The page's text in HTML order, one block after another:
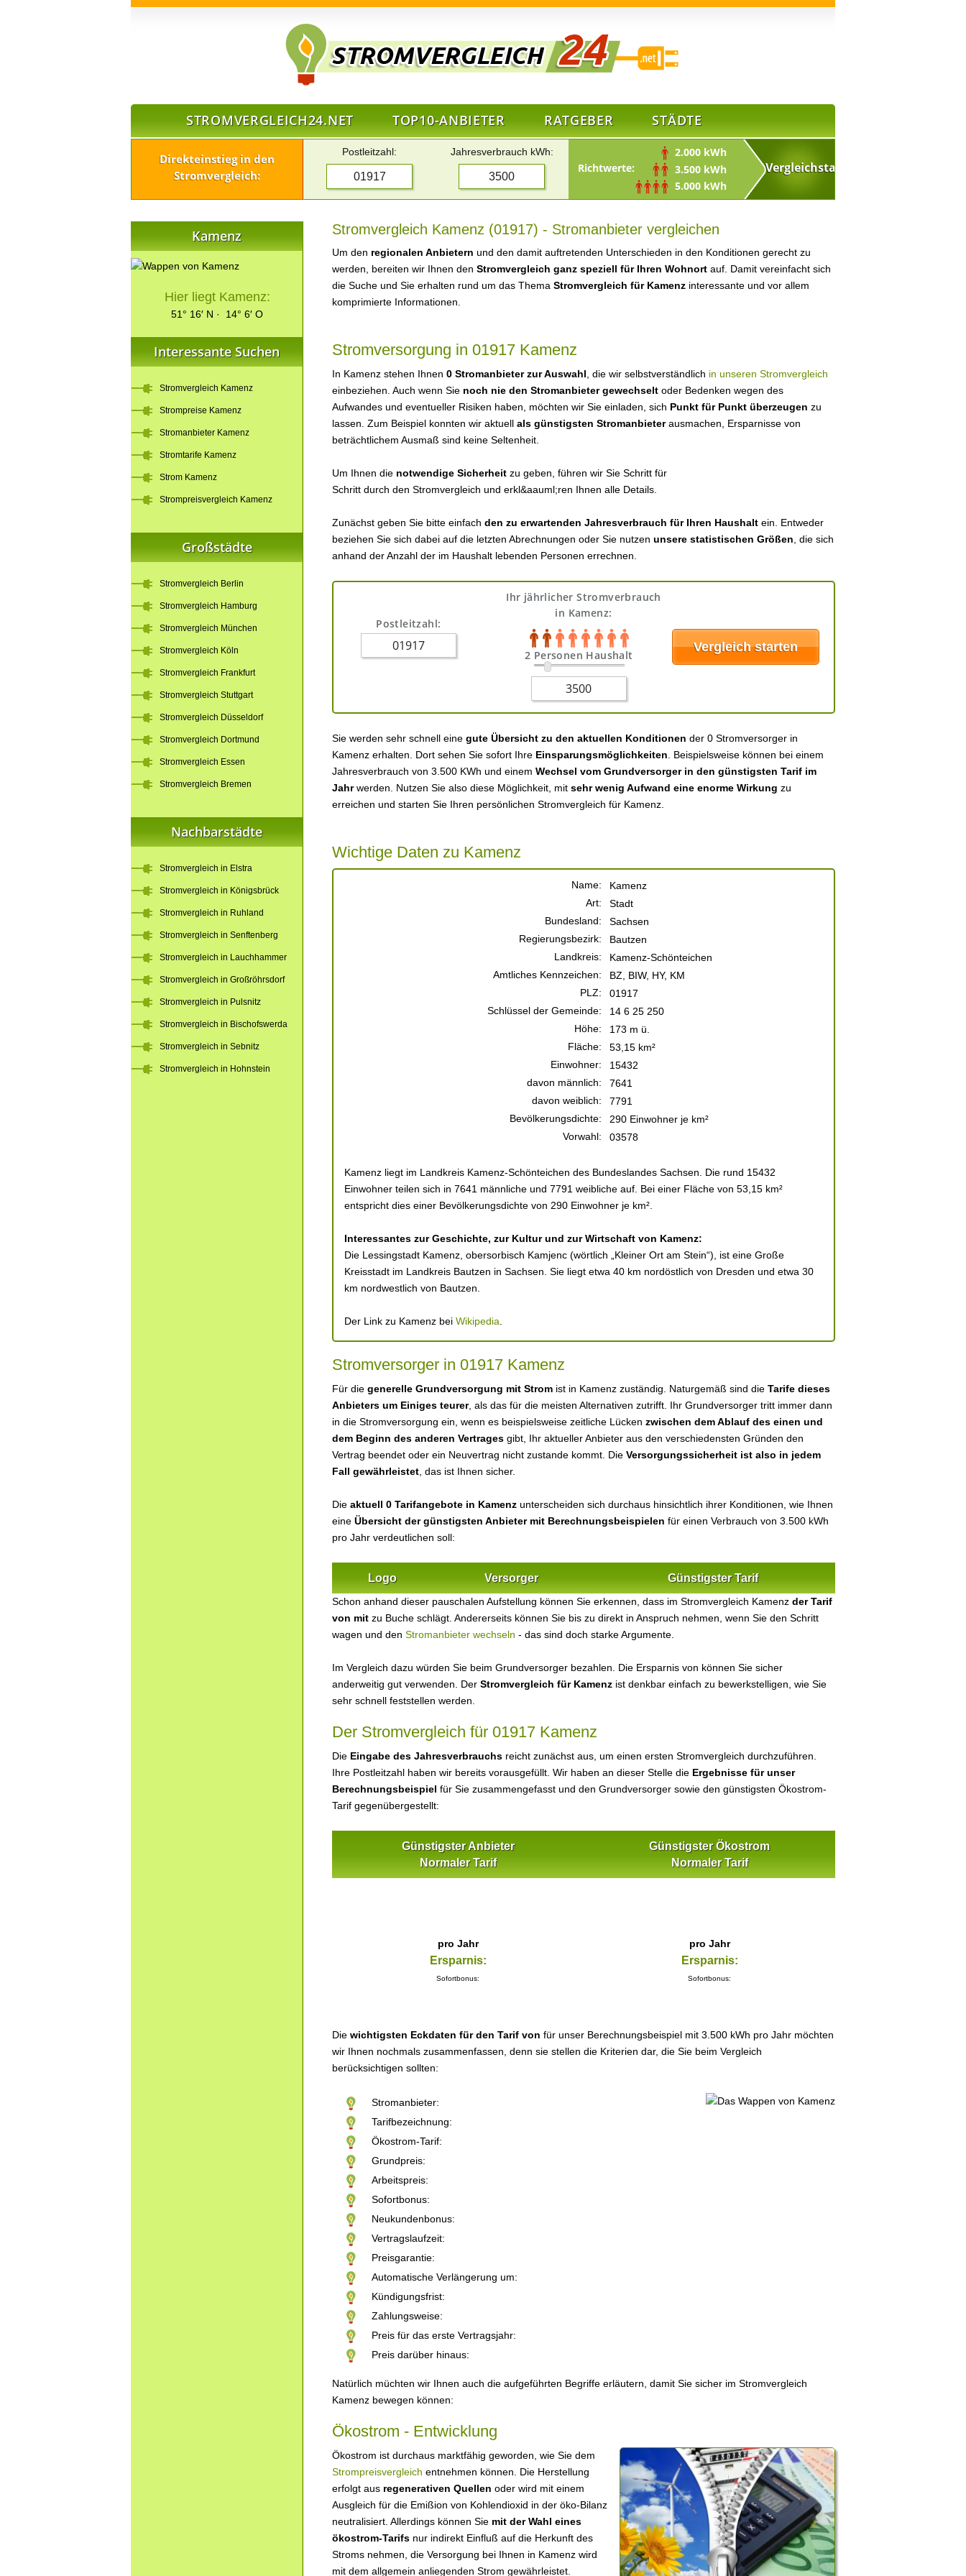
STROMVERGLEICH24.NET TOP10-ANBIETER RATGEBER STÄDTE
Direkteinstieg in den
Stromvergleich:
Postleitzahl: Jahresverbrauch kWh:
Richtwerte:
2.000 kWh
3.500 kWh
5.000 kWh
Stromvergleich Kamenz (01917) - Stromanbieter vergleichen
Um den regionalen Anbietern und den damit auftretenden Unterschieden in den Konditionen gerecht zu
werden, bereiten wir Ihnen den Stromvergleich ganz speziell für Ihren Wohnort auf. Damit vereinfacht sich
die Suche und Sie erhalten rund um das Thema Stromvergleich für Kamenz interessante und vor allem
komprimierte Informationen.
Stromversorgung in 01917 Kamenz
In Kamenz stehen Ihnen 0 Stromanbieter zur Auswahl , die wir selbstverständlich in unseren Stromvergleich
einbeziehen. Auch wenn Sie noch nie den Stromanbieter gewechselt oder Bedenken wegen des
Aufwandes und eventueller Risiken haben, möchten wir Sie einladen, sich Punkt für Punkt überzeugen zu
lassen. Zum Beispiel konnten wir aktuell als günstigsten Stromanbieterausmachen, Ersparnisse von
beträchtlichem Ausmaß sind keine Seltenheit.
Um Ihnen die notwendige Sicherheit zu geben, führen wir Sie Schritt für
Schritt durch den Stromvergleich und erkl&aauml;ren Ihnen alle Details.
Zunächst geben Sie bitte einfach den zu erwartenden Jahresverbrauch für Ihren Haushalt ein. Entweder
beziehen Sie sich dabei auf die letzten Abrechnungen oder Sie nutzen unsere statistischen Größen , die sich
anhand der Anzahl der im Haushalt lebenden Personen errechnen.
Postleitzahl:
Ihr jährlicher Stromverbrauch
in Kamenz:
2 Personen Haushalt
Sie werden sehr schnell eine gute Übersicht zu den aktuellen Konditionen der 0 Stromversorger in
Kamenz erhalten. Dort sehen Sie sofort Ihre Einsparungsmöglichkeiten . Beispielsweise können bei einem
Jahresverbrauch von 3.500 KWh und einem Wechsel vom Grundversorger in den günstigsten Tarif im
Jahrwerden. Nutzen Sie also diese Möglichkeit, mit sehr wenig Aufwand eine enorme Wirkung zu
erreichen und starten Sie Ihren persönlichen Stromvergleich für Kamenz.
Wichtige Daten zu Kamenz
Name:
Kamenz
Art:
Stadt
Bundesland:
Sachsen
Regierungsbezirk:
Bautzen
Landkreis:
Kamenz-Schönteichen
Amtliches Kennzeichen:
BZ, BIW, HY, KM
PLZ:
01917
Schlüssel der Gemeinde:
14 6 25 250
Höhe:
173 m ü.
Fläche:
53,15 km²
Einwohner:
15432
davon männlich:
7641
davon weiblich:
7791
Bevölkerungsdichte:
290 Einwohner je km²
Vorwahl:
03578
Kamenz liegt im Landkreis Kamenz-Schönteichen des Bundeslandes Sachsen. Die rund 15432
Einwohner teilen sich in 7641 männliche und 7791 weibliche auf. Bei einer Fläche von 53,15 km²
entspricht dies einer Bevölkerungsdichte von 290 Einwohner je km².
Interessantes zur Geschichte, zur Kultur und zur Wirtschaft von Kamenz:
Die Lessingstadt Kamenz, obersorbisch Kamjenc (wörtlich „Kleiner Ort am Stein“), ist eine Große
Kreisstadt im Landkreis Bautzen in Sachsen. Sie liegt etwa 40 km nordöstlich von Dresden und etwa 30
km nordwestlich von Bautzen.
Der Link zu Kamenz bei Wikipedia
Stromversorger in 01917 Kamenz
Für die generelle Grundversorgung mit Strom ist in Kamenz zuständig. Naturgemäß sind die Tarife dieses
Anbieters um Einiges teurer, als das für die meisten Alternativen zutrifft. Ihr Grundversorger tritt immer dann
in die Stromversorgung ein, wenn es beispielsweise zeitliche Lücken zwischen dem Ablauf des einen und
dem Beginn des anderen Vertrages gibt, Ihr aktueller Anbieter aus den verschiedensten Gründen den
Vertrag beendet oder ein Neuvertrag nicht zustande kommt. Die Versorgungssicherheit ist also in jedem
Fall gewährleistet , das ist Ihnen sicher.
Die aktuell 0 Tarifangebote in Kamenz unterscheiden sich durchaus hinsichtlich ihrer Konditionen, wie Ihnen
eine Übersicht der günstigsten Anbieter mit Berechnungsbeispielen für einen Verbrauch von 3.500 kWh
pro Jahr verdeutlichen soll:
Logo Versorger Günstigster Tarif
Schon anhand dieser pauschalen Aufstellung können Sie erkennen, dass im Stromvergleich Kamenz der Tarif
von mit zu Buche schlägt. Andererseits können Sie bis zu direkt in Anspruch nehmen, wenn Sie den Schritt
wagen und den Stromanbieter wechseln - das sind doch starke Argumente.
Im Vergleich dazu würden Sie beim Grundversorger bezahlen. Die Ersparnis von können Sie sicher
anderweitig gut verwenden. Der Stromvergleich für Kamenz ist denkbar einfach zu bewerkstelligen, wie Sie
sehr schnell feststellen werden.
Der Stromvergleich für 01917 Kamenz
Die Eingabe des Jahresverbrauchs reicht zunächst aus, um einen ersten Stromvergleich durchzuführen.
Ihre Postleitzahl haben wir bereits vorausgefüllt. Wir haben an dieser Stelle die Ergebnisse für unser
Berechnungsbeispiel für Sie zusammengefasst und den Grundversorger sowie den günstigsten Ökostrom-
Tarif gegenübergestellt:
Günstigster Anbieter
Normaler Tarif
Günstigster Ökostrom
Normaler Tarif
pro Jahr
Ersparnis:
Sofortbonus:
pro Jahr
Ersparnis:
Sofortbonus:
Die wichtigsten Eckdaten für den Tarif von für unser Berechnungsbeispiel mit 3.500 kWh pro Jahr möchten
wir Ihnen nochmals zusammenfassen, denn sie stellen die Kriterien dar, die Sie beim Vergleich
berücksichtigen sollten:
Stromanbieter:
Tarifbezeichnung:
Ökostrom-Tarif:
Grundpreis:
Arbeitspreis:
Sofortbonus:
Neukundenbonus:
Vertragslaufzeit:
Preisgarantie:
Automatische Verlängerung um:
Kündigungsfrist:
Zahlungsweise:
Preis für das erste Vertragsjahr:
Preis darüber hinaus:
Natürlich müchten wir Ihnen auch die aufgeführten Begriffe erläutern, damit Sie sicher im Stromvergleich
Kamenz bewegen können:
Ökostrom - Entwicklung
Ökostrom ist durchaus marktfähig geworden, wie Sie dem
Strompreisvergleich entnehmen können. Die Herstellung
erfolgt aus regenerativen Quellen oder wird mit einem
Ausgleich für die Emißion von Kohlendioxid in der öko-Bilanz
neutralisiert. Allerdings können Sie mit der Wahl eines
ökostrom-Tarifs nur indirekt Einfluß auf die Herkunft des
Stroms nehmen, die Versorgung bei Ihnen in Kamenz wird
mit dem allgemein anliegenden Strom gewährleistet.
Kamenz
Hier liegt Kamenz:
51° 16′ N · 14° 6′ O
Interessante Suchen
Stromvergleich Kamenz
Strompreise Kamenz
Stromanbieter Kamenz
Stromtarife Kamenz
Strom Kamenz
Strompreisvergleich Kamenz
Großstädte
Stromvergleich Berlin
Stromvergleich Hamburg
Stromvergleich München
Stromvergleich Köln
Stromvergleich Frankfurt
Stromvergleich Stuttgart
Stromvergleich Düsseldorf
Stromvergleich Dortmund
Stromvergleich Essen
Stromvergleich Bremen
Nachbarstädte
Stromvergleich in Elstra
Stromvergleich in Königsbrück
Stromvergleich in Ruhland
Stromvergleich in Senftenberg
Stromvergleich in Lauchhammer
Stromvergleich in Großröhrsdorf
Stromvergleich in Pulsnitz
Stromvergleich in Bischofswerda
Stromvergleich in Sebnitz
Stromvergleich in Hohnstein